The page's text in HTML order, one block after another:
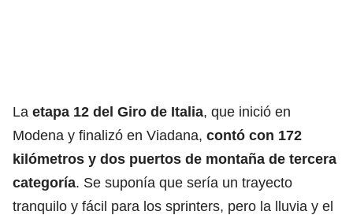
La etapa 12 del Giro de Italia, que inició en
Modena y finalizó en Viadana, contó con 172
kilómetros y dos puertos de montaña de tercera
categoría. Se suponía que sería un trayecto
tranquilo y fácil para los sprinters, pero la lluvia y el